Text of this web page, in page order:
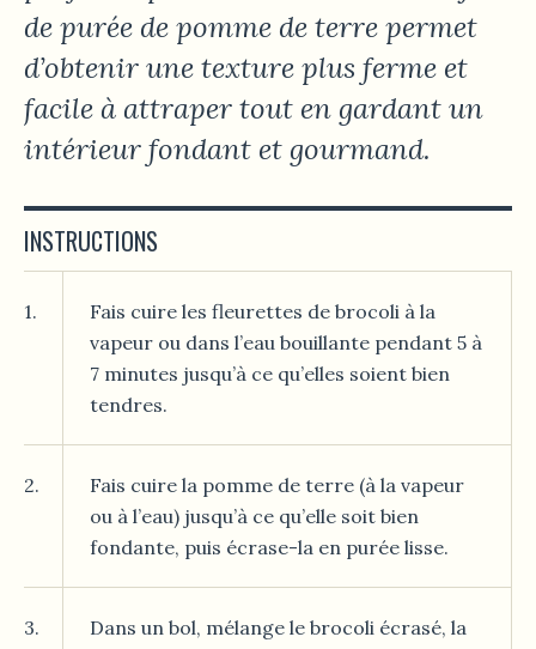
de purée de pomme de terre permet
d’obtenir une texture plus ferme et
facile à attraper tout en gardant un
intérieur fondant et gourmand.
INSTRUCTIONS
1.
Fais cuire les fleurettes de brocoli à la
vapeur ou dans l’eau bouillante pendant 5 à
7 minutes jusqu’à ce qu’elles soient bien
tendres.
2.
Fais cuire la pomme de terre (à la vapeur
ou à l’eau) jusqu’à ce qu’elle soit bien
fondante, puis écrase-la en purée lisse.
3.
Dans un bol, mélange le brocoli écrasé, la